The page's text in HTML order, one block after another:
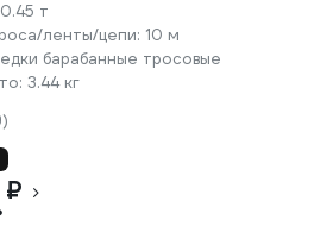
0.45 т
ленты/цепи: 10 м
барабанные тросовые
3.44 кг
₽